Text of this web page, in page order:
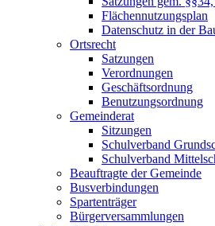
Flächennutzungsplan
Datenschutz in der
Ortsrecht
Satzungen
Verordnungen
Geschäftsordnung
Benutzungsordnung
Gemeinderat
Sitzungen
Schulverband
Schulverband
Beauftragte der Gemeinde
Busverbindungen
Spartenträger
Bürgerversammlungen